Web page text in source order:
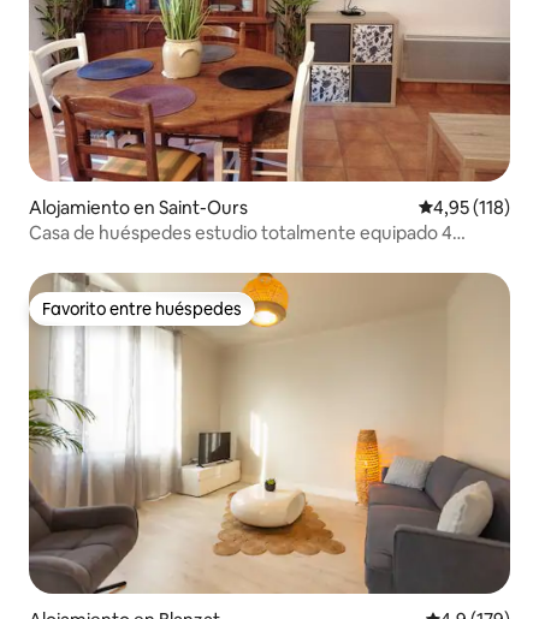
Alojamiento en Saint-Ours Calificación
4,95 (118)
Casa de huéspedes estudio totalmente equipado 4
Favorito entre huéspedes
Favorito entre huéspedes